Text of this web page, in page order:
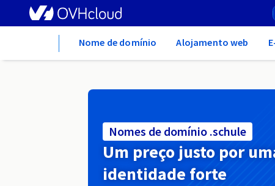
Nome de domínio Alojamento web
Nomes de domínio .schule
Um preço justo por
identidade forte